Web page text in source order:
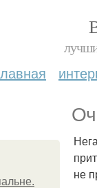
не